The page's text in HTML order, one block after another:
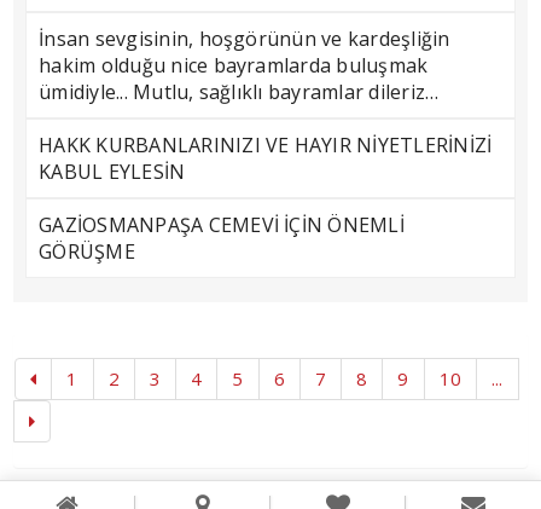
İnsan sevgisinin, hoşgörünün ve kardeşliğin
hakim olduğu nice bayramlarda buluşmak
ümidiyle... Mutlu, sağlıklı bayramlar dileriz…
HAKK KURBANLARINIZI VE HAYIR NİYETLERİNİZİ
KABUL EYLESİN
GAZİOSMANPAŞA CEMEVİ İÇİN ÖNEMLİ
GÖRÜŞME
1 2 3 4 5 6 7 8 9 10 ...